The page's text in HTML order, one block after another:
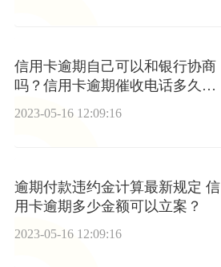
信用卡逾期自己可以和银行协商
吗？信用卡逾期催收电话多久收
2023-05-16 12:09:16
逾期付款违约金计算最新规定 信
用卡逾期多少金额可以立案？
2023-05-16 12:09:16